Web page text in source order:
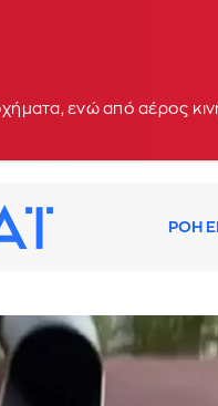
ενώ από αέρος
ΡΟΗ